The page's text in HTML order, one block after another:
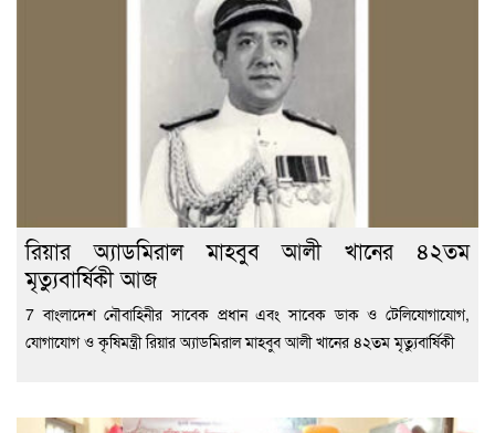
রিয়ার অ্যাডমিরাল মাহবুব আলী খানের ৪২তম
মৃত্যুবার্ষিকী আজ
7 বাংলাদেশ নৌবাহিনীর সাবেক প্রধান এবং সাবেক ডাক ও টেলিযোগাযোগ,
যোগাযোগ ও কৃষিমন্ত্রী রিয়ার অ্যাডমিরাল মাহবুব আলী খানের ৪২তম মৃত্যুবার্ষিকী